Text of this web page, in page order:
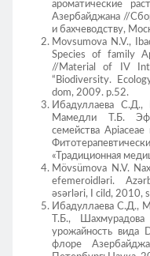
ароматические
Азербайджана //
и бахчеводству,
Movsumova N.V.,
Species of family
//Material of IV
“Biodiversity.
dom, 2009. p.52.
Ибадуллаева
Мамедли Т.Б.
семейства
«Традиционная
Mövsümova N.V.
efemeroidləri.
əsərləri, I cild, 2010,
Ибадуллаева С.Д.,
Т.Б.,
урожайность вида
флоре